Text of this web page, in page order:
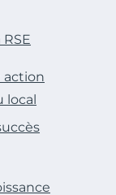
action
local